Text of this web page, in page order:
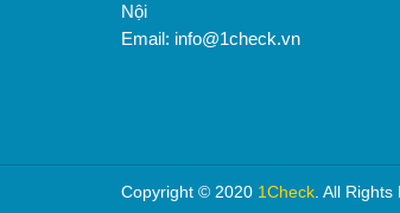
Nội
Email: info@1check.vn
Copyright © 2020 1Check . All